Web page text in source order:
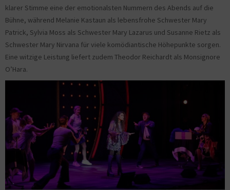
klarer Stimme eine der emotionalsten Nummern des Abends auf die
Bühne, während Melanie Kastaun als lebensfrohe Schwester Mary
Patrick, Sylvia Moss als Schwester Mary Lazarus und Susanne Rietz als
Schwester Mary Nirvana für viele komödiantische Höhepunkte sorgen.
Eine witzige Leistung liefert zudem Theodor Reichardt als Monsignore
O’Hara.